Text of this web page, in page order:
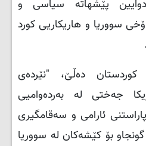
پێشهاتە سیاسی و
سووریا و هاريكاريى كورد
دەڵێ، "نێردەی
جەختی لە بەردەوامیی
ئارامی و سەقامگیری
بۆ کێشەکان له‌ سووريا